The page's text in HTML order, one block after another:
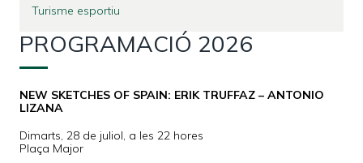
Turisme esportiu
PROGRAMACIÓ 2026
NEW SKETCHES OF SPAIN: ERIK TRUFFAZ – ANTONIO
LIZANA
Dimarts, 28 de juliol, a les 22 hores
Plaça Major